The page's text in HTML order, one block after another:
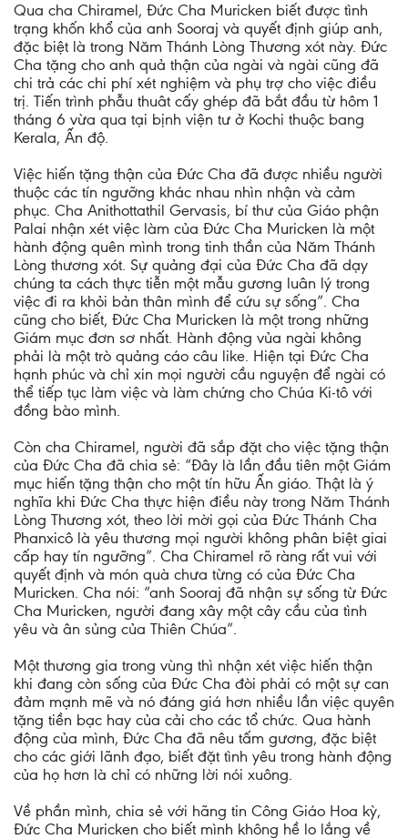
Qua cha Chiramel, Đức Cha Muricken biết được tình
trạng khốn khổ của anh Sooraj và quyết định giúp anh,
đặc biệt là trong Năm Thánh Lòng Thương xót này. Đức
Cha tặng cho anh quả thận của ngài và ngài cũng đã
chi trả các chi phí xét nghiệm và phụ trợ cho việc điều
trị. Tiến trình phẫu thuât cấy ghép đã bắt đầu từ hôm 1
tháng 6 vừa qua tại bịnh viện tư ở Kochi thuộc bang
Kerala, Ấn độ.
Việc hiến tặng thận của Đức Cha đã được nhiều người
thuộc các tín ngưỡng khác nhau nhìn nhận và cảm
phục. Cha Anithottathil Gervasis, bí thư của Giáo phận
Palai nhận xét việc làm của Đức Cha Muricken là một
hành động quên mình trong tinh thần của Năm Thánh
Lòng thương xót. Sự quảng đại của Đức Cha đã dạy
chúng ta cách thực tiễn một mẫu gương luân lý trong
việc đi ra khỏi bản thân mình để cứu sự sống”. Cha
cũng cho biết, Đức Cha Muricken là một trong những
Giám mục đơn sơ nhất. Hành động vủa ngài không
phải là một trò quảng cáo câu like. Hiện tại Đức Cha
hạnh phúc và chỉ xin mọi người cầu nguyện để ngài có
thể tiếp tục làm việc và làm chứng cho Chúa Ki-tô với
đồng bào mình.
Còn cha Chiramel, người đã sắp đặt cho việc tặng thận
của Đức Cha đã chia sẻ: “Đây là lần đầu tiên một Giám
mục hiến tặng thận cho một tín hữu Ấn giáo. Thật là ý
nghĩa khi Đức Cha thực hiện điều này trong Năm Thánh
Lòng Thương xót, theo lời mời gọi của Đức Thánh Cha
Phanxicô là yêu thương mọi người không phân biệt giai
cấp hay tín ngưỡng”. Cha Chiramel rõ ràng rất vui với
quyết định và món quà chưa từng có của Đức Cha
Muricken. Cha nói: “anh Sooraj đã nhận sự sống từ Đức
Cha Muricken, người đang xây một cây cầu của tình
yêu và ân sủng của Thiên Chúa”.
Một thương gia trong vùng thì nhận xét việc hiến thận
khi đang còn sống của Đức Cha đòi phải có một sự can
đảm mạnh mẽ và nó đáng giá hơn nhiều lần việc quyên
tặng tiền bạc hay của cải cho các tổ chức. Qua hành
động của mình, Đức Cha đã nêu tấm gương, đặc biệt
cho các giới lãnh đạo, biết đặt tình yêu trong hành động
của họ hơn là chỉ có những lời nói xuông.
Về phần mình, chia sẻ với hãng tin Công Giáo Hoa kỳ,
Đức Cha Muricken cho biết mình không hề lo lắng về